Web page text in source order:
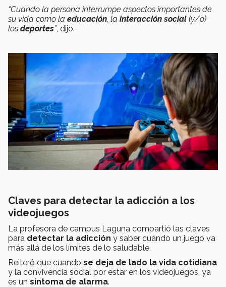
“Cuando la persona interrumpe aspectos importantes de
su vida como la educación , la interacción social (y/o)
los deportes”, dijo.
Claves para detectar la adicción a los
videojuegos
La profesora de campus Laguna compartió las claves
para detectar la adicción y saber cuándo un juego va
más allá de los límites de lo saludable.
Reiteró que cuando se deja de lado la vida cotidiana
y la convivencia social por estar en los videojuegos, ya
es un síntoma de alarma.